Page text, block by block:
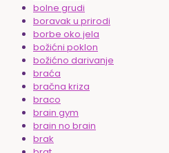
bolne grudi
boravak u prirodi
borbe oko jela
božićni poklon
božićno darivanje
braća
bračna kriza
braco
brain gym
brain no brain
brak